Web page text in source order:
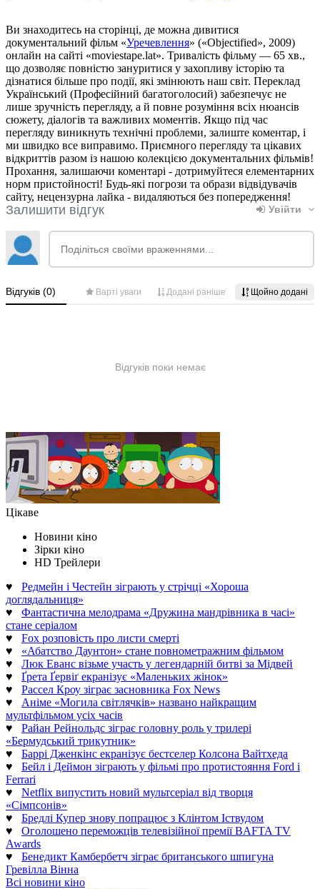
Ви знаходитесь на сторінці, де можна дивитися
документальний фільм «Уречевлення» («Objectified», 2009)
онлайн на сайті «moviestape.lat». Тривалість фільму — 65 хв.,
що дозволяє повністю зануритися у захопливу історію та
дізнатися більше про події, які змінюють наш світ. Переклад
Український (Професійний багатоголосий) забезпечує не
лише зручність перегляду, а й повне розуміння всіх нюансів
сюжету, діалогів та важливих моментів. Якщо під час
перегляду виникнуть технічні проблеми, залиште коментар, і
ми швидко все виправимо. Приємного перегляду та цікавих
відкриттів разом із нашою колекцією документальних фільмів!
Прохання, залишаючи коментарі - дотримуйтеся елементарних
норм пристойності! Будь-які погрози та образи відвідувачів
сайту, нецензурна лайка - видаляються без попередження!
Цікаве
Новини кіно
Зірки кіно
HD Трейлери
♥ Редмейн і Честейн зіграють у стрічці «Хороша
доглядальниця»
♥ Фантастична мелодрама «Дружина мандрівника в часі»
стане серіалом
♥ Fox розповість про листи смерті
♥ «Абатство Даунтон» стане повнометражним фільмом
♥ Люк Еванс візьме участь у легендарній битві за Мідвей
♥ Ґрета Ґервіґ екранізує «Маленьких жінок»
♥ Рассел Кроу зіграє засновника Fox News
♥ Аніме «Могила світлячків» названо найкращим
мультфільмом усіх часів
♥ Райан Рейнольдс зіграє головну роль у трилері
«Бермудський трикутник»
♥ Баррі Дженкінс екранізує бестселер Колсона Вайтхеда
♥ Бейл і Деймон зіграють у фільмі про протистояння Ford і
Ferrari
♥ Netflix випустить новий мультсеріал від творця
«Сімпсонів»
♥ Бредлі Купер знову попрацює з Клінтом Іствудом
♥ Оголошено переможців телевізійної премії BAFTA TV
Awards
♥ Бенедикт Камбербетч зіграє британського шпигуна
Гревілла Вінна
Всі новини кіно